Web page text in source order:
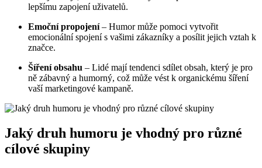
lepšímu zapojení uživatelů.
Emoční propojení– Humor může pomoci vytvořit
emocionální spojení s vašimi zákazníky a posílit jejich vztah k
značce.
Šíření obsahu – Lidé mají tendenci sdílet obsah, který je pro
ně zábavný a humorný, což může vést k organickému šíření
vaší marketingové kampaně.
Jaký druh humoru je vhodný pro různé
cílové skupiny